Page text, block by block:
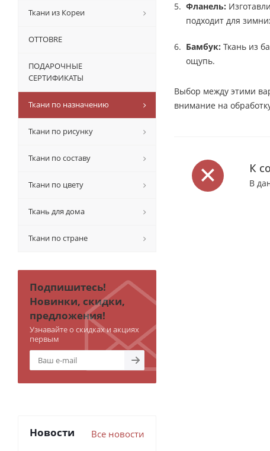
Фланель:
подходит для
Бамбук: Ткань из
ощупь.
Выбор между этими
внимание на
К
В
Ткани из Кореи
OTTOBRE
ПОДАРОЧНЫЕ
СЕРТИФИКАТЫ
Ткани по назначению
Ткани по рисунку
Ткани по составу
Ткани по цвету
Ткань для дома
Ткани по стране
Подпишитесь!
Новинки, скидки,
предложения!
Узнавайте о скидках и акциях
первым
Новости Все новости